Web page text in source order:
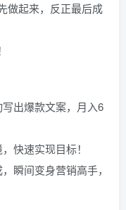
做起来，反正最后成
出爆款文案，月入6
快速实现目标！
瞬间变身营销高手，